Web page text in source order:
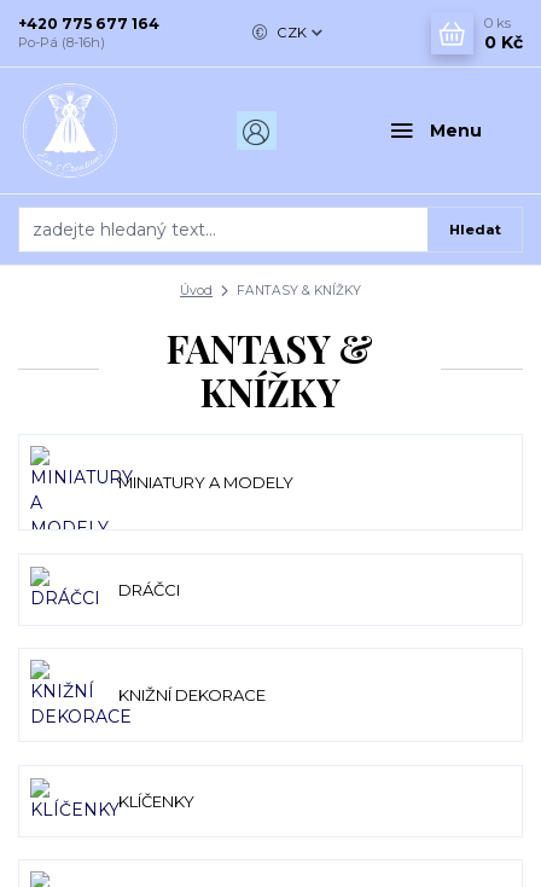
Menu
CZK
Hledat
+420 775 677 164
Po-Pá (8-16h)
0 ks
0 Kč
Úvod FANTASY & KNÍŽKY
FANTASY &
KNÍŽKY
MINIATURY A MODELY
DRÁČCI
KNIŽNÍ DEKORACE
KLÍČENKY